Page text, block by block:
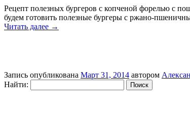
Рецепт полезных бургеров с копченой форелью с
будем готовить полезные бургеры с ржано-
Читать далее →
Запись опубликована Март 31, 2014 автором
Найти: